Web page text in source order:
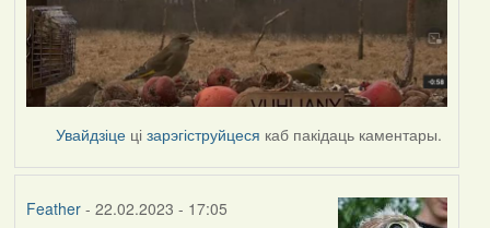
Увайдзіце цізарэгіструйцеся каб пакідаць каментары.
Feather- 22.02.2023 - 17:05